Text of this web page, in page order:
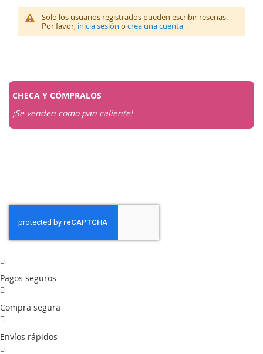
Solo los usuarios registrados pueden escribir reseñas.
Por favor, inicia sesión o crea una cuenta
CHECA Y CÓMPRALOS
¡Se venden como pan caliente!
Pagos seguros
Compra segura
Envíos rápidos